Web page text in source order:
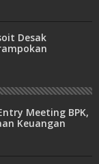
Desak
Meeting BPK,
Keuangan